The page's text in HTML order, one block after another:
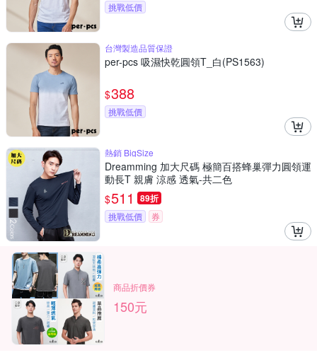
挑戰低價
台灣製造品質保證
per-pcs 吸濕快乾圓領T_白(PS1563)
$388
挑戰低價
熱銷 BigSize
Dreamming 加大尺碼 極簡百搭蜂巢彈力圓領運
動長T 親膚 涼感 透氣-共二色
$511 89折
挑戰低價 券
商品折價券
150元